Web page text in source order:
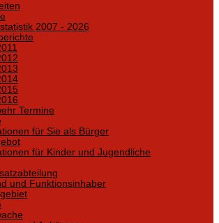
2007 - 2026
Termine
für Sie als Bürger
für Kinder und Jugendliche
und Funktionsinhaber